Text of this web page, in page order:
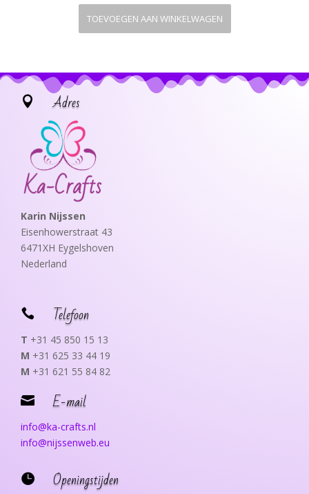
TOEVOEGEN AAN WINKELWAGEN
 Adres
Karin Nijssen
Eisenhowerstraat 43
6471XH Eygelshoven
Nederland
 Telefoon
T +31 45 850 15 13
M +31 625 33 44 19
M +31 621 55 84 82
 E-mail
info@ka-crafts.nl
info@nijssenweb.eu
 Openingstijden